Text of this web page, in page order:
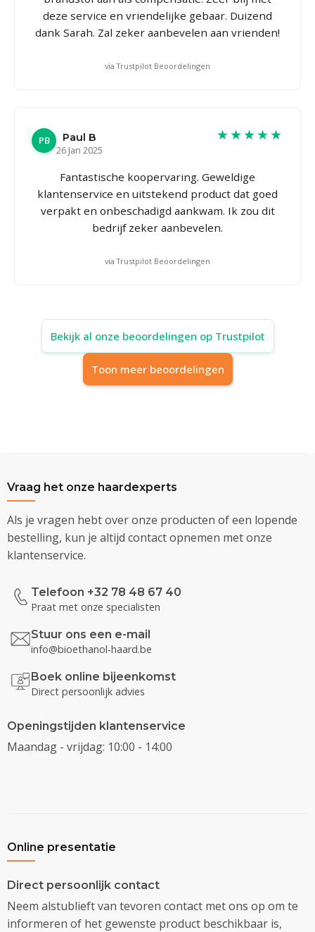
deze service en vriendelijke gebaar. Duizend
dank Sarah. Zal zeker aanbevelen aan vrienden!
via Trustpilot Beoordelingen
PB
Paul B
26 Jan 2025
★★★★★
Fantastische koopervaring. Geweldige
klantenservice en uitstekend product dat goed
verpakt en onbeschadigd aankwam. Ik zou dit
bedrijf zeker aanbevelen.
via Trustpilot Beoordelingen
Bekijk al onze beoordelingen op Trustpilot
Toon meer beoordelingen
Vraag het onze haardexperts
Als je vragen hebt over onze producten of een lopende
bestelling, kun je altijd contact opnemen met onze
klantenservice.
Telefoon +32 78 48 67 40
Praat met onze specialisten
Stuur ons een e-mail
info@bioethanol-haard.be
Boek online bijeenkomst
Direct persoonlijk advies
Openingstijden klantenservice
Maandag - vrijdag: 10:00 - 14:00
Online presentatie
Direct persoonlijk contact
Neem alstublieft van tevoren contact met ons op om te
informeren of het gewenste product beschikbaar is,